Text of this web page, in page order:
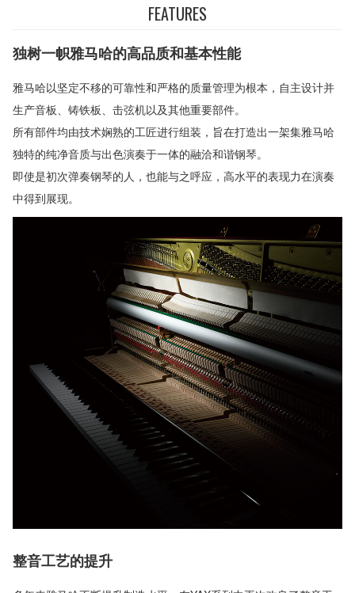
FEATURES
独树一帜雅马哈的高品质和基本性能
雅马哈以坚定不移的可靠性和严格的质量管理为根本，自主设计并
生产音板、铸铁板、击弦机以及其他重要部件。
所有部件均由技术娴熟的工匠进行组装，旨在打造出一架集雅马哈
独特的纯净音质与出色演奏于一体的融洽和谐钢琴。
即使是初次弹奏钢琴的人，也能与之呼应，高水平的表现力在演奏
中得到展现。
整音工艺的提升